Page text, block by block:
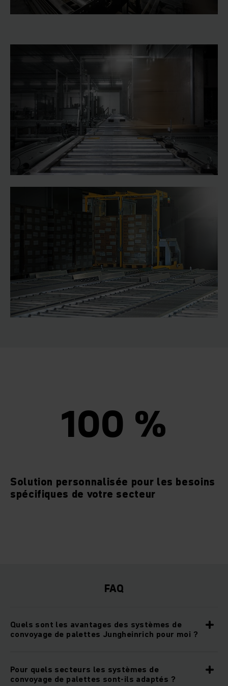
100 %
Solution personnalisée pour les besoins
spécifiques de votre secteur
FAQ
Quels sont les avantages des systèmes de
convoyage de palettes Jungheinrich pour moi ?
Pour quels secteurs les systèmes de
convoyage de palettes sont-ils adaptés ?